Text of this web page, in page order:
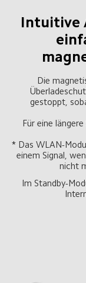
Intuitive
Die
gestoppt,
Für eine
* Das WLAN-
einem Signal,
nicht
Im Standby-